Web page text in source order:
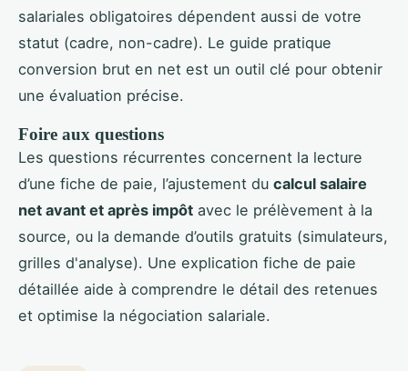
salariales obligatoires dépendent aussi de votre
statut (cadre, non-cadre). Le guide pratique
conversion brut en net est un outil clé pour obtenir
une évaluation précise.
Foire aux questions
Les questions récurrentes concernent la lecture
d’une fiche de paie, l’ajustement du calcul salaire
net avant et après impôt avec le prélèvement à la
source, ou la demande d’outils gratuits (simulateurs,
grilles d'analyse). Une explication fiche de paie
détaillée aide à comprendre le détail des retenues
et optimise la négociation salariale.